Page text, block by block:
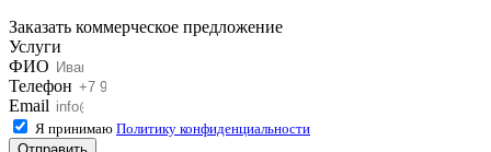
Заказать коммерческое предложение
Услуги
ФИО
Телефон
Email
Я принимаю Политику конфиденциальности